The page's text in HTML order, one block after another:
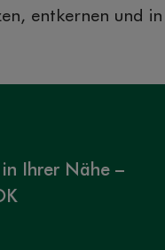
entkernen und in
in Ihrer Nähe –